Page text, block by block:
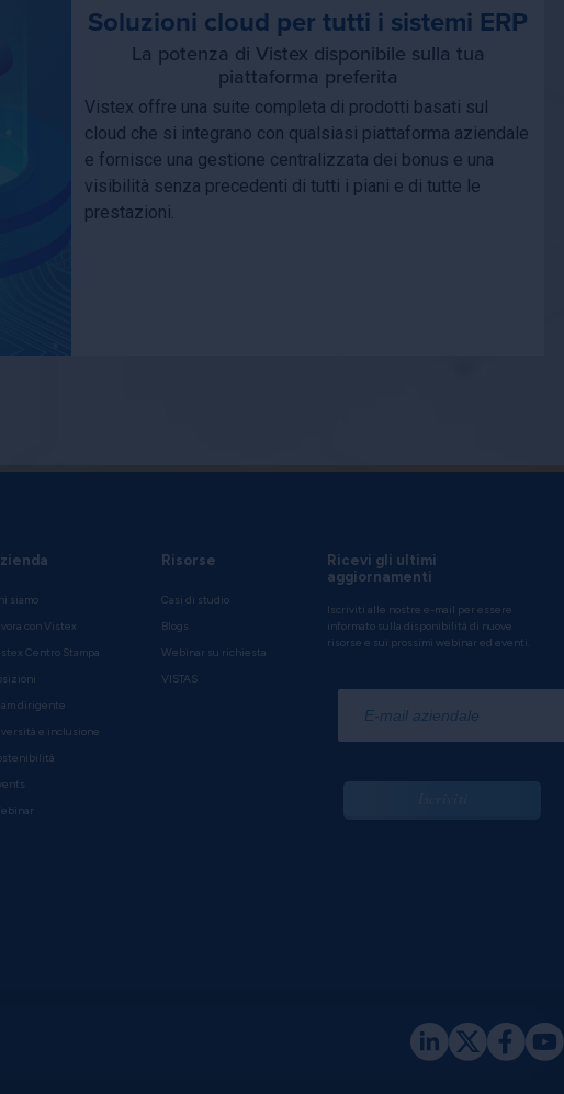
Soluzioni cloud per tutti i sistemi ERP
La potenza di Vistex disponibile sulla tua
piattaforma preferita
Vistex offre una suite completa di prodotti basati sul
cloud che si integrano con qualsiasi piattaforma aziendale
e fornisce una gestione centralizzata dei bonus e una
visibilità senza precedenti di tutti i piani e di tutte le
prestazioni.
siamo
con Vistex
Centro Stampa
dirigente
e inclusione
Risorse
Casi di studio
Blogs
Webinar su richiesta
VISTAS
Ricevi gli ultimi
aggiornamenti
Iscriviti alle nostre e-mail per essere
informato sulla disponibilità di nuove
risorse e sui prossimi webinar ed eventi.